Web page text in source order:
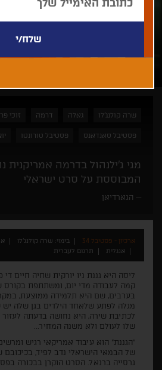
שרה קולנג'לו גאלה דרמה זוכי
פסטיבל סאנדאנס פסטיבל טורונטו
מגי ג'ילנהול בדרמה אמריקנית
המבוססת על סרט ישראלי
הגארדיאן
ארכיון - פסטיבל 34 בימוי: שרה קולנג'לו
אנגלית
תרגום לעברית
ליסה היא גננת ניו יורקית שחיה חיים
קמה לעבודה מדי יום, ומשתתפת בקורס
בערבים, שם היא תלמידה ממוצעת,
מגלה לפתע שלאחד הילדים בגן שלה יש
לכתיבת שירה, היא נחושה בדעתה
שלו לעולם ולא משנה המחיר...
"הגננת" הוא עיבוד אמריקאי רגיש
של הבמאי הישראלי נדב לפיד, בכיכובם
גרסייה ברנאל. הסרט הוקרן בבכורה